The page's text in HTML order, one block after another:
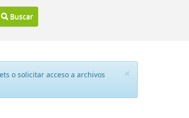
Buscar
×
o solicitar acceso a archivos